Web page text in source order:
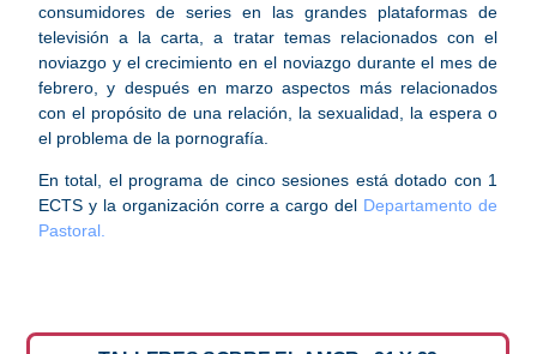
consumidores de series en las grandes plataformas de
televisión a la carta, a tratar temas relacionados con el
noviazgo y el crecimiento en el noviazgo durante el mes de
febrero, y después en marzo aspectos más relacionados
con el propósito de una relación, la sexualidad, la espera o
el problema de la pornografía.
En total, el programa de cinco sesiones está dotado con 1
ECTS y la organización corre a cargo del Departamento de
Pastoral.